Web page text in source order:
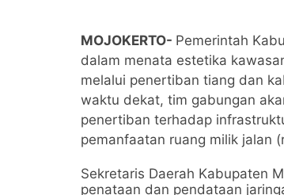
MOJOKERTO- Pemerintah
dalam menata estetika
melalui penertiban tiang dan
waktu dekat, tim gabungan
penertiban terhadap
pemanfaatan ruang milik jalan
Sekretaris Daerah Kabupaten
penataan dan pendataan